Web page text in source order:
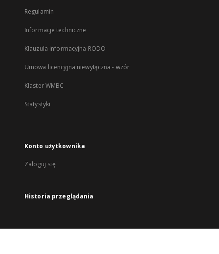
Regulamin
Informacje techniczne
Klauzula informacyjna RODO
Umowa licencyjna niewyłączna - wzór
Klaster WMBC
Statystyki
Konto użytkownika
Zaloguj się
Historia przeglądania